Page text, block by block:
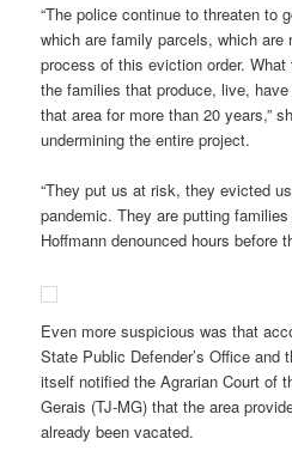
“The police continue to threaten to
which are family parcels, which are
process of this eviction order.
the families that produce, live,
that area for more than 20 years,”
undermining the entire project.
“They put us at risk, they evicted
pandemic. They are putting
Hoffmann denounced hours before
Even more suspicious was that
State Public Defender’s Office and
itself notified the Agrarian Court of
Gerais (TJ-MG) that the area
already been vacated.